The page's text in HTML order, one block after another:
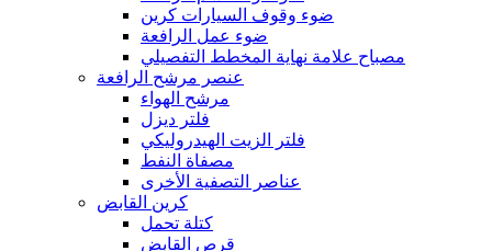
ضوء وقوف السيارات كرين
ضوء عمل الرافعة
مصباح علامة نهاية المخطط التفصيلي
عنصر مرشح الرافعة
مرشح الهواء
فلتر ديزل
فلتر الزيت الهيدروليكي
مصفاة النفط
عناصر التصفية الأخرى
كرين القابض
كتلة تحمل
قرص القابض